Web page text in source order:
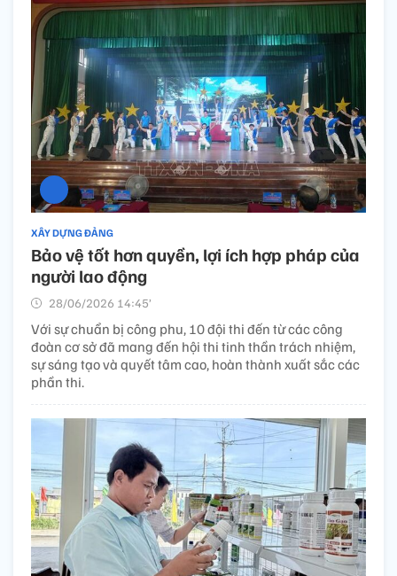
XÂY DỰNG ĐẢNG
Bảo vệ tốt hơn quyền, lợi ích hợp pháp của
người lao động
28/06/2026 14:45’
Với sự chuẩn bị công phu, 10 đội thi đến từ các công
đoàn cơ sở đã mang đến hội thi tinh thần trách nhiệm,
sự sáng tạo và quyết tâm cao, hoàn thành xuất sắc các
phần thi.